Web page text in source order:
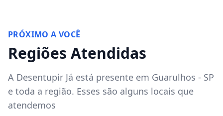
PRÓXIMO A VOCÊ
Regiões Atendidas
A Desentupir Já está presente em Guarulhos - SP
e toda a região. Esses são alguns locais que
atendemos